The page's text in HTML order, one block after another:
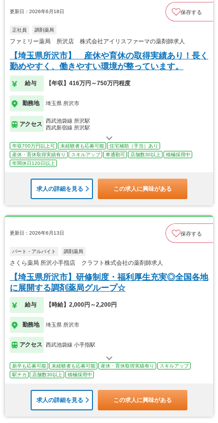
更新日：2026年6月18日 保存する
正社員 調剤薬局
ファミリー薬局 所沢店 株式会社アイリスファーマの薬剤師求人
【埼玉県所沢市】 産休や育休の取得実績あり！長く
勤めやすく、働きやすい環境が整っています。
給与 【年収】416万円～750万円程度
勤務地 埼玉県 所沢市
アクセス
西武池袋線 所沢駅
西武新宿線 所沢駅
年収700万円以上可 未経験者も応募可能
住宅補助（手当）あり
産休・育休取得実績有り
スキルアップ 車通勤可 店舗数30以上
積極採用中
年間休日120日以上
求人の詳細を見る この求人に興味がある
更新日：2026年6月13日 保存する
パート・アルバイト 調剤薬局
さくら薬局 所沢小手指店 クラフト株式会社の薬剤師求人
【埼玉県所沢市】研修制度・福利厚生充実◎全国各地
に展開する調剤薬局グループ☆
給与 【時給】2,000円～2,200円
勤務地 埼玉県 所沢市
アクセス 西武池袋線 小手指駅
新卒も応募可能 未経験者も応募可能 産休・育休取得実績有り
スキルアップ
駅チカ
店舗数30以上 積極採用中
求人の詳細を見る この求人に興味がある